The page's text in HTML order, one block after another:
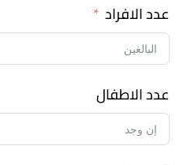
عدد الافراد
عدد الاطفال